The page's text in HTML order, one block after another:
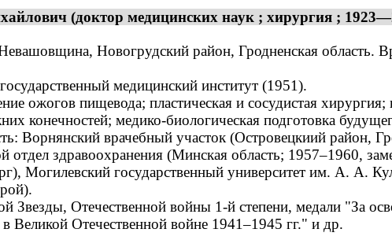
(доктор медицинских наук ; хирургия ;
Новогрудский район, Гродненская область.
медицинский институт (1951).
ожогов пищевода; пластическая и сосудистая
конечностей; медико-биологическая подготовка
Ворнянский врачебный участок (Островецкиий район,
отдел здравоохранения (Минская область; 1957–1960,
Могилевский государственный университет им. А. А.
Звезды, Отечественной войны 1-й степени, медали "За
Великой Отечественной войне 1941–1945 гг." и др.